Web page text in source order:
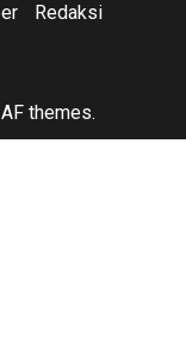
Redaksi
themes.